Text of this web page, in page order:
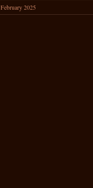
February 2025